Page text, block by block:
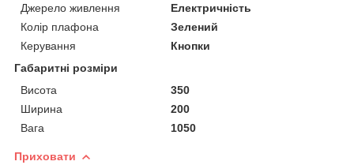
Джерело живлення
Електричність
Колір плафона
Зелений
Керування
Кнопки
Габаритні розміри
Висота
350
Ширина
200
Вага
1050
Приховати